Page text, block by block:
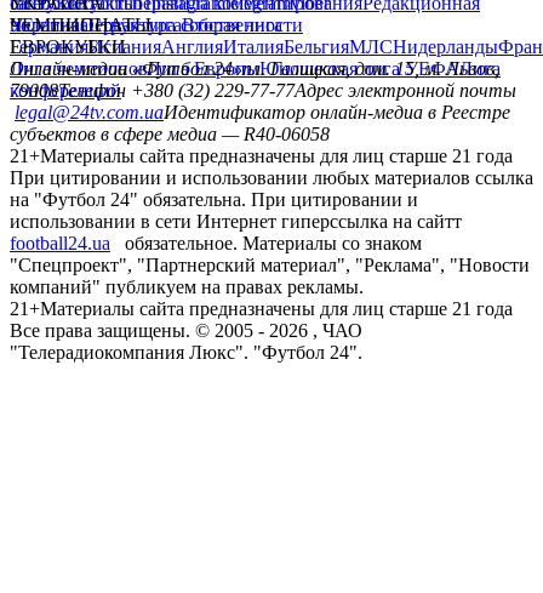
политикаСтруктура собственности
УкраинаПервая лигаВторая лига
ЧЕМПИОНАТЫ
ГерманияИспанияАнглияИталияБельгияМЛСНидерланды
ЕВРОКУБКИ
Лига чемпионовЛига ЕвропыЮношеская лига УЕФАЛига
конференций
Онлайн-медиа «Футбол 24»пл. Галицкая, дом. 15, м. Львов,
79008Телефон +380 (32) 229-77-77Адрес электронной почты
legal@24tv.com.uaИдентификатор онлайн-медиа в Реестре
субъектов в сфере медиа — R40-06058
21+Материалы сайта предназначены для лиц старше 21 года
При цитировании и использовании любых материалов ссылка
на "Футбол 24" обязательна. При цитировании и
использовании в сети Интернет гиперссылка на сайтт
football24.ua
обязательное. Материалы со знаком
"Спецпроект", "Партнерский материал", "Реклама", "Новости
компаний" публикуем на правах рекламы.
21+Материалы сайта предназначены для лиц старше 21 года
Все права защищены. © 2005 - 2026 , ЧАО
"Телерадиокомпания Люкс". "Футбол 24".